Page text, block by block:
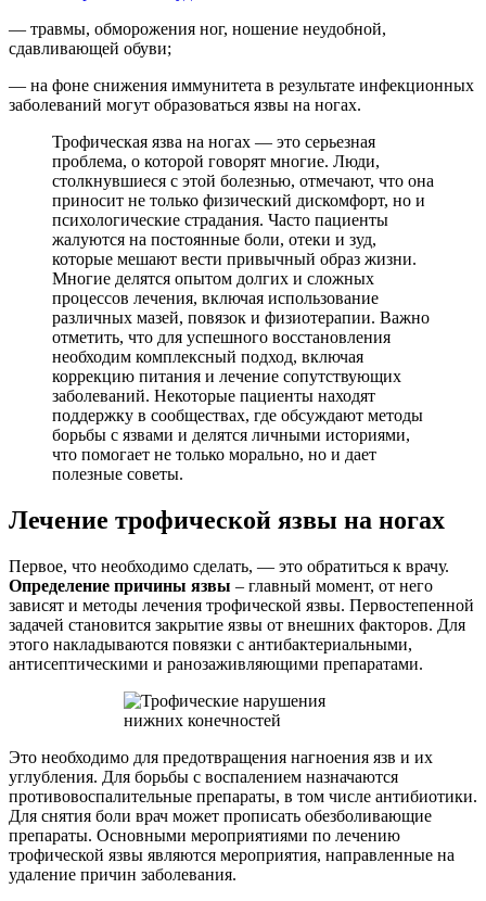
— травмы, обморожения ног, ношение неудобной,
сдавливающей обуви;
— на фоне снижения иммунитета в результате инфекционных
заболеваний могут образоваться язвы на ногах.
Трофическая язва на ногах — это серьезная
проблема, о которой говорят многие. Люди,
столкнувшиеся с этой болезнью, отмечают, что она
приносит не только физический дискомфорт, но и
психологические страдания. Часто пациенты
жалуются на постоянные боли, отеки и зуд,
которые мешают вести привычный образ жизни.
Многие делятся опытом долгих и сложных
процессов лечения, включая использование
различных мазей, повязок и физиотерапии. Важно
отметить, что для успешного восстановления
необходим комплексный подход, включая
коррекцию питания и лечение сопутствующих
заболеваний. Некоторые пациенты находят
поддержку в сообществах, где обсуждают методы
борьбы с язвами и делятся личными историями,
что помогает не только морально, но и дает
полезные советы.
Лечение трофической язвы на ногах
Первое, что необходимо сделать, — это обратиться к врачу.
Определение причины язвы – главный момент, от него
зависят и методы лечения трофической язвы. Первостепенной
задачей становится закрытие язвы от внешних факторов. Для
этого накладываются повязки с антибактериальными,
антисептическими и ранозаживляющими препаратами.
Это необходимо для предотвращения нагноения язв и их
углубления. Для борьбы с воспалением назначаются
противовоспалительные препараты, в том числе антибиотики.
Для снятия боли врач может прописать обезболивающие
препараты. Основными мероприятиями по лечению
трофической язвы являются мероприятия, направленные на
удаление причин заболевания.